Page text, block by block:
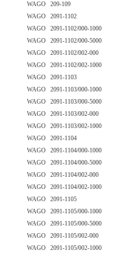
WAGO 209-109
WAGO 2091-1102
WAGO 2091-1102/000-1000
WAGO 2091-1102/000-5000
WAGO 2091-1102/002-000
WAGO 2091-1102/002-1000
WAGO 2091-1103
WAGO 2091-1103/000-1000
WAGO 2091-1103/000-5000
WAGO 2091-1103/002-000
WAGO 2091-1103/002-1000
WAGO 2091-1104
WAGO 2091-1104/000-1000
WAGO 2091-1104/000-5000
WAGO 2091-1104/002-000
WAGO 2091-1104/002-1000
WAGO 2091-1105
WAGO 2091-1105/000-1000
WAGO 2091-1105/000-5000
WAGO 2091-1105/002-000
WAGO 2091-1105/002-1000